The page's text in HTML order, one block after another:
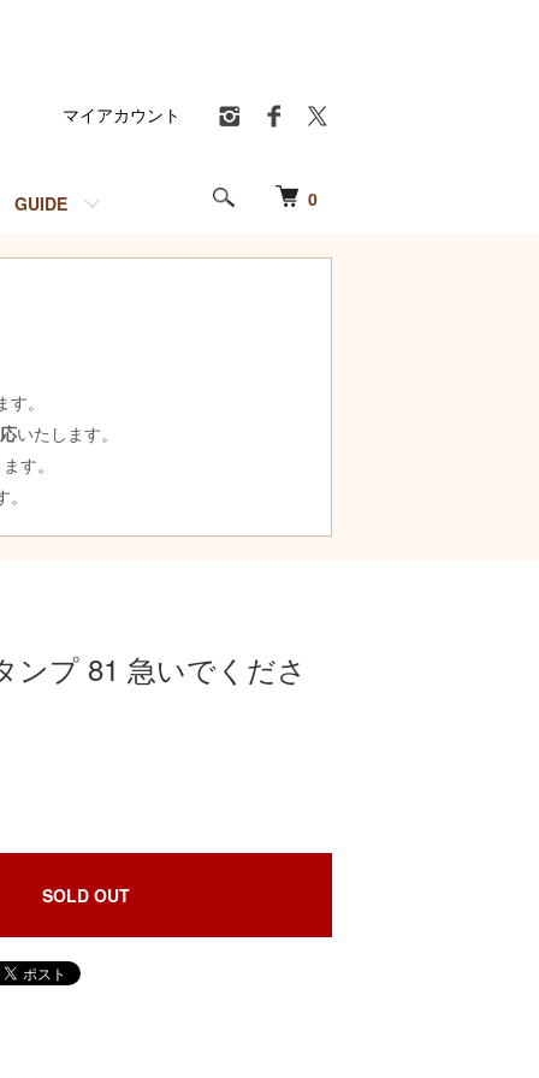
0
GUIDE
マイアカウント
。
いたします。
す。
ンプ 81 急いでくださ
SOLD OUT